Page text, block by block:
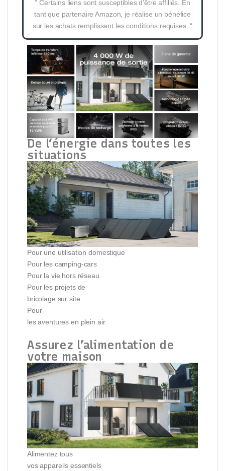
” Certains liens sont susceptibles d’être affiliés. En
tant que partenaire Amazon, je réalise un bénéfice
sur les achats remplissant les conditions requises. “
De l’énergie dans toutes les
situations
Pour une utilisation domestique
Pour les camping-cars
Pour la vie hors réseau
Pour les projets de
bricolage sur site
Pour
les aventures en plein air
Assurez l’alimentation de
votre maison
Alimentez tous
vos appareils essentiels